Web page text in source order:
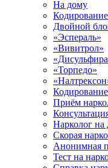
На дому
Двойной
«Эспераль»
«Вивитрол»
«Торпедо»
Приём
Нарколог на
Скорая
Анонимная
Тест на